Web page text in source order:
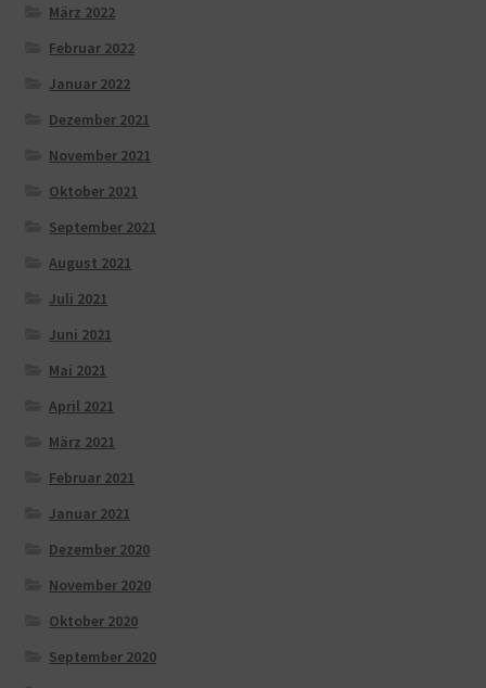
März 2022
Februar 2022
Januar 2022
Dezember 2021
November 2021
Oktober 2021
September 2021
August 2021
Juli 2021
Juni 2021
Mai 2021
April 2021
März 2021
Februar 2021
Januar 2021
Dezember 2020
November 2020
Oktober 2020
September 2020